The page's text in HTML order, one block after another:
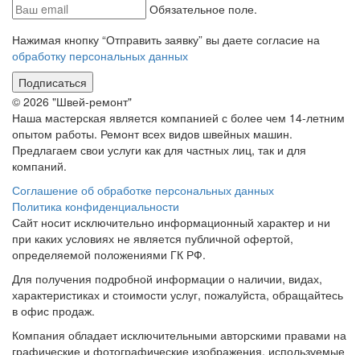
Обязательное поле.
Нажимая кнопку “Отправить заявку” вы даете согласие на
обработку персональных данных
Подписаться
© 2026 "Швей-ремонт"
Наша мастерская является компанией с более чем 14-летним
опытом работы. Ремонт всех видов швейных машин.
Предлагаем свои услуги как для частных лиц, так и для
компаний.
Соглашение об обработке персональных данных
Политика конфиденциальности
Сайт носит исключительно информационный характер и ни
при каких условиях не является публичной офертой,
определяемой положениями ГК РФ.
Для получения подробной информации о наличии, видах,
характеристиках и стоимости услуг, пожалуйста, обращайтесь
в офис продаж.
Компания обладает исключительными авторскими правами на
графические и фотографические изображения, используемые